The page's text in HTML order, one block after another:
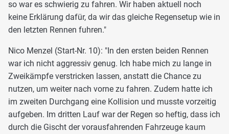
so war es schwierig zu fahren. Wir haben aktuell noch
keine Erklärung dafür, da wir das gleiche Regensetup wie in
den letzten Rennen fuhren."
Nico Menzel (Start-Nr. 10): "In den ersten beiden Rennen
war ich nicht aggressiv genug. Ich habe mich zu lange in
Zweikämpfe verstricken lassen, anstatt die Chance zu
nutzen, um weiter nach vorne zu fahren. Zudem hatte ich
im zweiten Durchgang eine Kollision und musste vorzeitig
aufgeben. Im dritten Lauf war der Regen so heftig, dass ich
durch die Gischt der vorausfahrenden Fahrzeuge kaum